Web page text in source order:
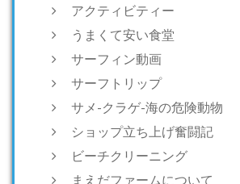
アクティビティー
うまくて安い食堂
サーフィン動画
サーフトリップ
サメ-クラゲ-海の危険動物
ショップ立ち上げ奮闘記
ビーチクリーニング
まえだファームについて